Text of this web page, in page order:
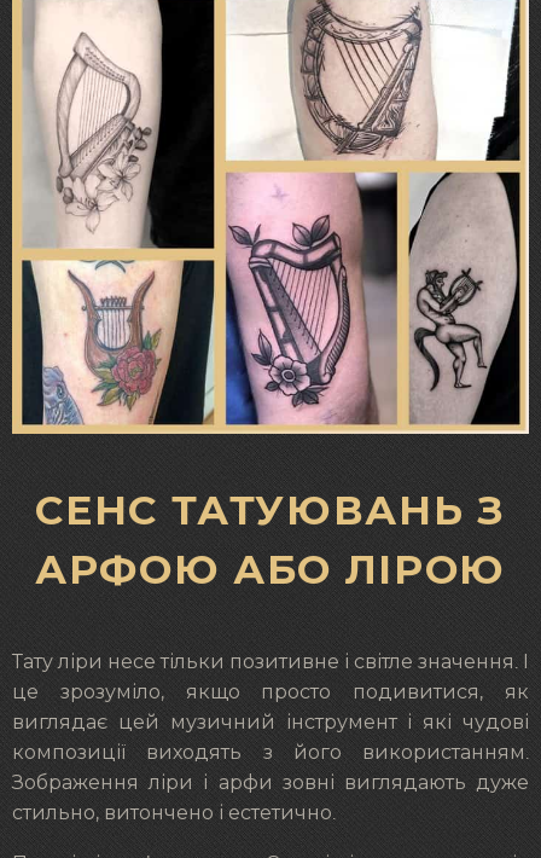
СЕНС ТАТУЮВАНЬ З
АРФОЮ АБО ЛІРОЮ
Тату ліри несе тільки позитивне і світле значення. І
це зрозуміло, якщо просто подивитися, як
виглядає цей музичний інструмент і які чудові
композиції виходять з його використанням.
Зображення ліри і арфи зовні виглядають дуже
стильно, витончено і естетично.